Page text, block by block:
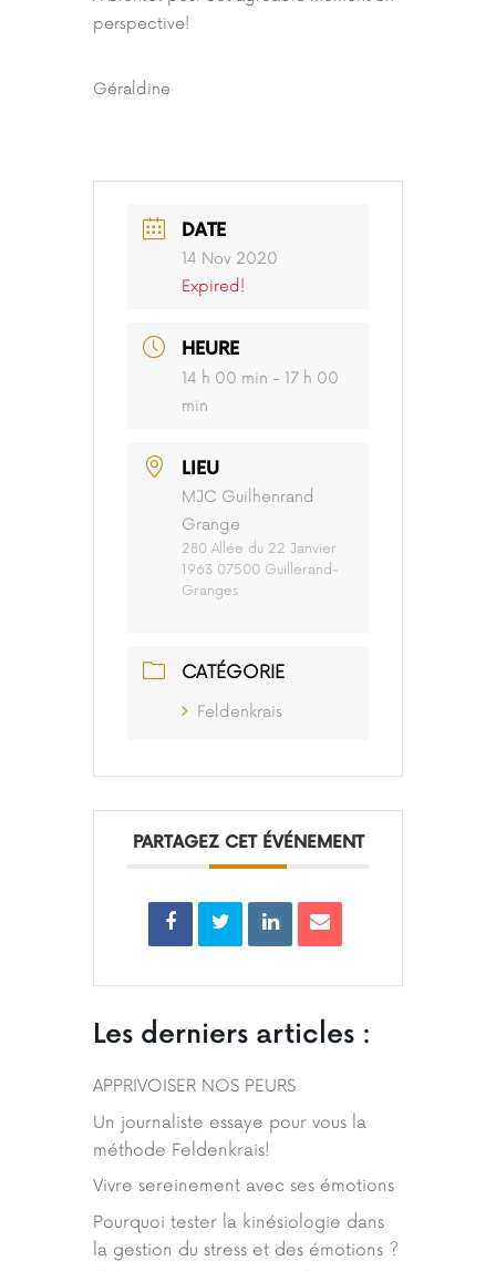
perspective!
Géraldine
DATE
14 Nov 2020
Expired!
HEURE
14 h 00 min - 17 h 00
min
LIEU
MJC Guilhenrand
Grange
280 Allée du 22 Janvier
1963 07500 Guillerand-
Granges
CATÉGORIE
Feldenkrais
PARTAGEZ CET ÉVÉNEMENT
Les derniers articles :
APPRIVOISER NOS PEURS
Un journaliste essaye pour vous la
méthode Feldenkrais!
Vivre sereinement avec ses émotions
Pourquoi tester la kinésiologie dans
la gestion du stress et des émotions ?